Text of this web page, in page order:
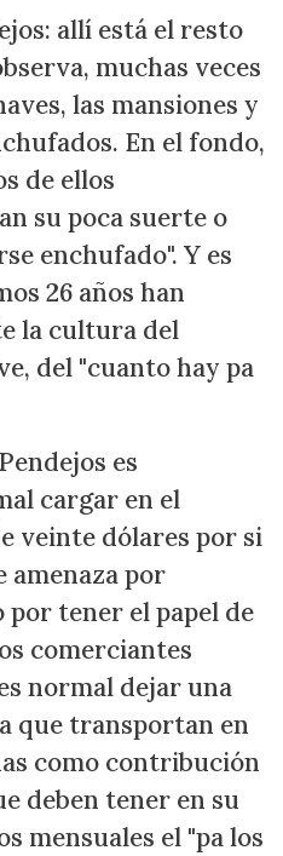
allí está el resto
muchas veces
las mansiones y
En el fondo,
de ellos
su poca suerte o
enchufado". Y es
26 años han
la cultura del
del "cuanto hay pa
es
cargar en el
veinte dólares por si
amenaza por
tener el papel de
comerciantes
normal dejar una
que transportan en
como contribución
deben tener en su
mensuales el "pa los